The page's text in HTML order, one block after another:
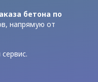
бетона по
напрямую от